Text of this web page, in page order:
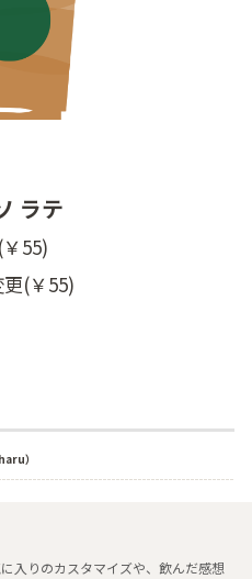
ラテ
55)
(￥55)
）
入りのカスタマイズや、飲んだ感想